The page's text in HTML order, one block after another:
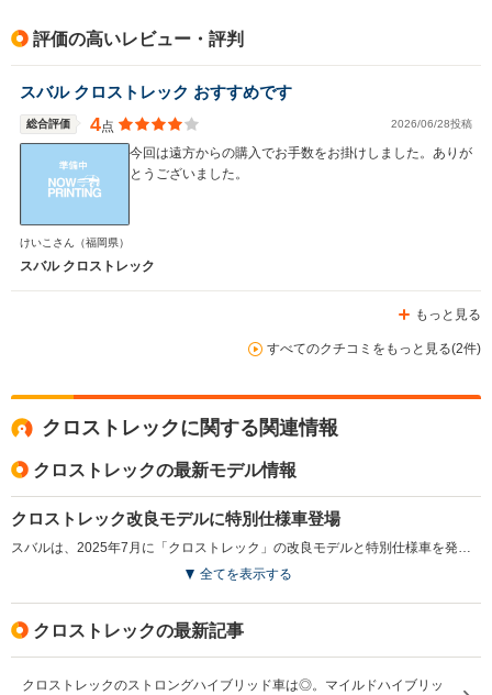
評価の高いレビュー・評判
スバル クロストレック おすすめです
総合評価 4点 2026/06/28投稿
今回は遠方からの購入でお手数をお掛けしました。ありが
とうございました。
けいこさん （福岡県）
スバル クロストレック
もっと見る
すべてのクチコミをもっと見る(2件)
クロストレックに関する関連情報
クロストレックの最新モデル情報
クロストレック改良モデルに特別仕様車登場
スバルは、2025年7月に「クロストレック」の改良モデルと特別仕様車を発表した。この一部改良では、ボディカラーの見直しが行われ、「サンドデューン・パール」と「シトロンイエロー・パール」が新たに追加された。運転支援機能では、「ドライバー異常時対応システム」と「ドライバーモニタリングシステム」が連携を強化し、ドライバーの長時間のわき見や居眠りに対応する機能が導入された。さらに、特別仕様車「リミテッド スタイル エディション」が新たに設定された。ブラック基調のデザインにイエローのアクセントが施され、落ち着きの中にも遊び心を感じさせる仕上がりとなっている。（2025.7）
全てを表示する
クロストレックの最新記事
クロストレックのストロングハイブリッド車は◎。マイルドハイブリッ